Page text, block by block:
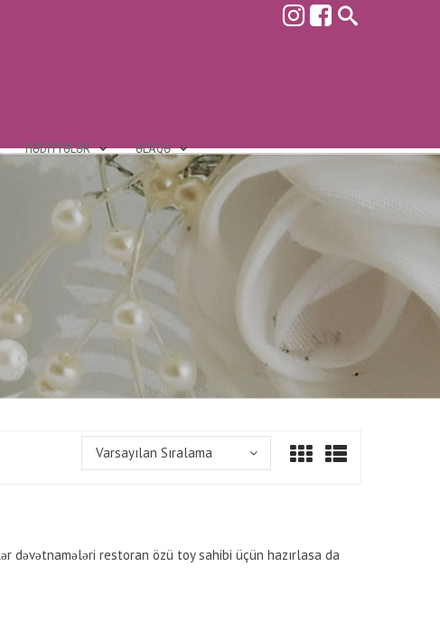
HƏDIYYƏLƏR ƏLAQƏ
Varsayılan Sıralama
dəvətnamələri restoran özü toy sahibi üçün hazırlasa da